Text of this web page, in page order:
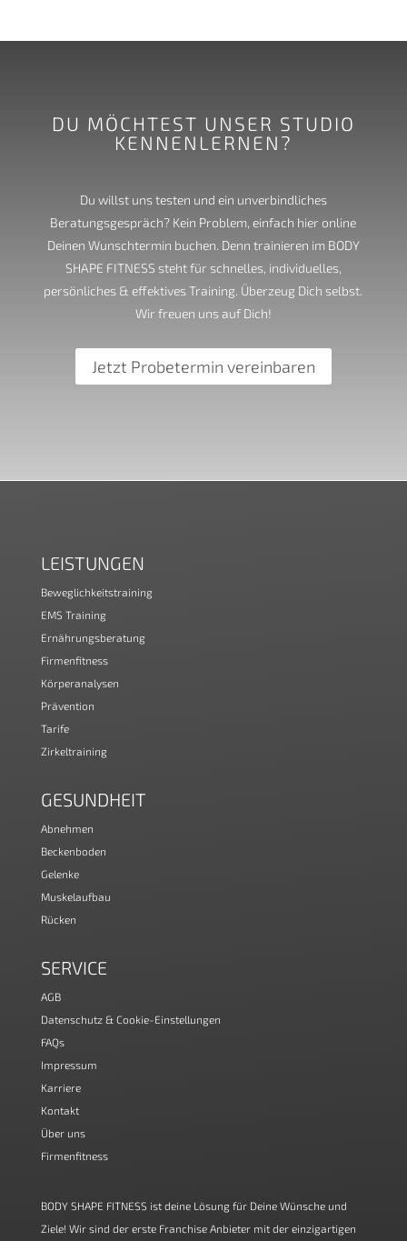
DU MÖCHTEST UNSER STUDIO
KENNENLERNEN?
Du willst uns testen und ein unverbindliches
Beratungsgespräch? Kein Problem, einfach hier online
Deinen Wunschtermin buchen. Denn trainieren im BODY
SHAPE FITNESS steht für schnelles, individuelles,
persönliches & effektives Training. Überzeug Dich selbst.
Wir freuen uns auf Dich!
Jetzt Probetermin vereinbaren
LEISTUNGEN
Beweglichkeitstraining
EMS Training
Ernährungsberatung
Firmenfitness
Körperanalysen
Prävention
Tarife
Zirkeltraining
GESUNDHEIT
Abnehmen
Beckenboden
Gelenke
Muskelaufbau
Rücken
SERVICE
AGB
Datenschutz & Cookie-Einstellungen
FAQs
Impressum
Karriere
Kontakt
Über uns
Firmenfitness
BODY SHAPE FITNESS ist deine Lösung für Deine Wünsche und
Ziele! Wir sind der erste Franchise Anbieter mit der einzigartigen